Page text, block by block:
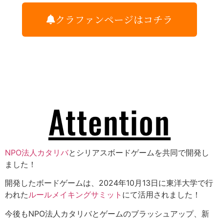
クラファンページはコチラ
Attention
NPO法人カタリバとシリアスボードゲームを共同で開発し
ました！
開発したボードゲームは、2024年10月13日に東洋大学で行
われたルールメイキングサミット にて活用されました！
今後もNPO法人カタリバとゲームのブラッシュアップ、新